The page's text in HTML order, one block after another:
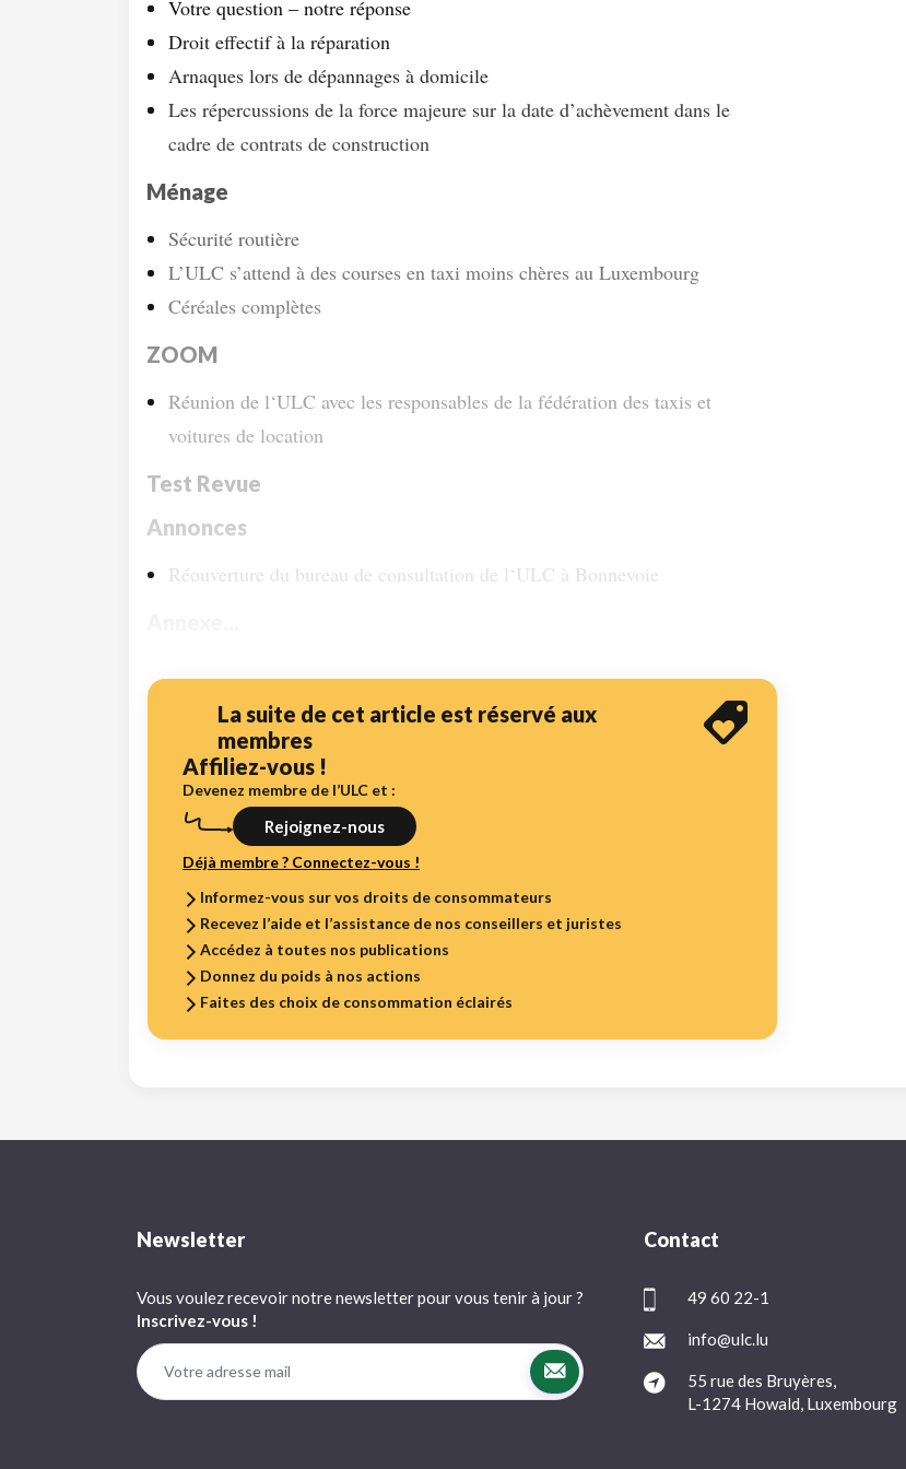
Votre question – notre réponse
Droit effectif à la réparation
Arnaques lors de dépannages à domicile
Les répercussions de la force majeure sur la date d’achèvement dans le
cadre de contrats de construction
Ménage
Sécurité routière
L’ULC s’attend à des courses en taxi moins chères au Luxembourg
Céréales complètes
ZOOM
Réunion de l‘ULC avec les responsables de la fédération des taxis et
voitures de location
Test Revue
Annonces
Réouverture du bureau de consultation de l‘ULC à Bonnevoie
La suite de cet article est réservé aux
membres
Affiliez-vous !
Devenez membre de l’ULC et :
Rejoignez-nous
Déjà membre ? Connectez-vous !
Informez-vous sur vos droits de consommateurs
Recevez l’aide et l’assistance de nos conseillers et juristes
Accédez à toutes nos publications
Donnez du poids à nos actions
Faites des choix de consommation éclairés
Newsletter
Vous voulez recevoir notre newsletter pour vous tenir à jour ?
Inscrivez-vous !
Contact
49 60 22-1
info@ulc.lu
55 rue des Bruyères,
L-1274 Howald, Luxembourg